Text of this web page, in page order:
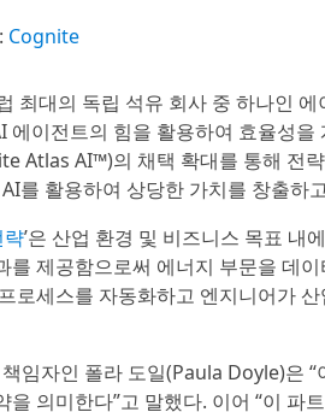
Cognite
최대의 독립 석유 회사 중 하나인
에이전트의 힘을 활용하여 효율성
Atlas AI™)의 채택 확대를 통해 전
를 활용하여 상당한 가치를 창출하
략’은 산업 환경 및 비즈니스 목표 내
를 제공함으로써 에너지 부문을 데
로세스를 자동화하고 엔지니어가
임자인 폴라 도일(Paula Doyle)은
을 의미한다”고 말했다. 이어 “이 파